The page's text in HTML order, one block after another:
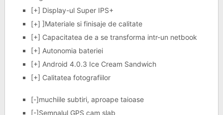
[+] Display-ul Super IPS+
[+] ]Materiale si finisaje de calitate
[+] Capacitatea de a se transforma intr-un netbook
[+] Autonomia bateriei
[+] Android 4.0.3 Ice Cream Sandwich
[+] Calitatea fotografiilor
[-]muchiile subtiri, aproape taioase
[-]Semnalul GPS cam slab